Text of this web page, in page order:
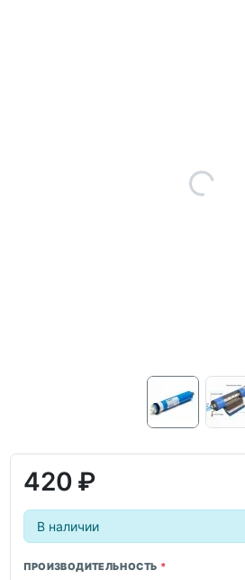
420 ₽
В наличии
ПРОИЗВОДИТЕЛЬНОСТЬ